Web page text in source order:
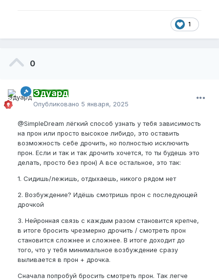
1
0
Эдуард
Опубликовано 5 января, 2025
@SimpleDream лёгкий способ узнать у тебя зависимость
на прон или просто высокое либидо, это оставить
возможность себе дрочить, но полностью исключить
прон. Если и так и так дрочить хочется, то ты будешь это
делать, просто без прон) А все остальное, это так:
1. Сидишь/лежишь, отдыхаешь, никого рядом нет
2. Возбуждение? Идёшь смотришь прон с последующей
дрочкой
3. Нейронная связь с каждым разом становится крепче,
в итоге бросить чрезмерно дрочить / смотреть прон
становится сложнее и сложнее. В итоге доходит до
того, что у тебя минимальное возбуждение сразу
выливается в прон + дрочка.
Сначала попробуй бросить смотреть прон. Так легче